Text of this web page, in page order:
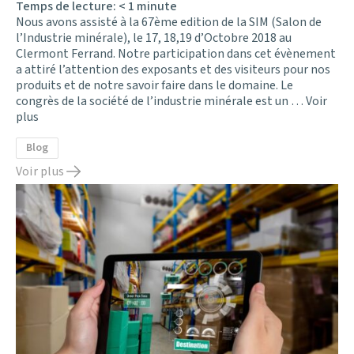
Temps de lecture: < 1 minute
Nous avons assisté à la 67ème edition de la SIM (Salon de
l’Industrie minérale), le 17, 18,19 d’Octobre 2018 au
Clermont Ferrand. Notre participation dans cet évènement
a attiré l’attention des exposants et des visiteurs pour nos
produits et de notre savoir faire dans le domaine. Le
congrès de la société de l’industrie minérale est un …Voir
plus
Blog
Voir plus